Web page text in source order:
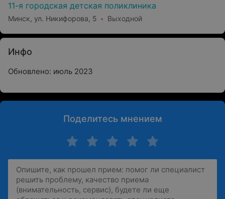
11-я городская детская поликлиника
Минск, ул. Никифорова, 5 Выходной
Инфо
Обновлено: июль 2023
Поделитесь мнением